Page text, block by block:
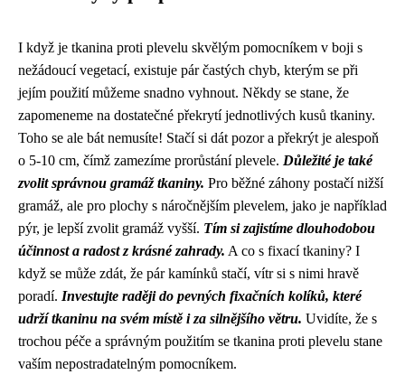
I když je tkanina proti plevelu skvělým pomocníkem v boji s
nežádoucí vegetací, existuje pár častých chyb, kterým se při
jejím použití můžeme snadno vyhnout. Někdy se stane, že
zapomeneme na dostatečné překrytí jednotlivých kusů tkaniny.
Toho se ale bát nemusíte! Stačí si dát pozor a překrýt je alespoň
o 5-10 cm, čímž zamezíme prorůstání plevele. Důležité je také
zvolit správnou gramáž tkaniny. Pro běžné záhony postačí nižší
gramáž, ale pro plochy s náročnějším plevelem, jako je například
pýr, je lepší zvolit gramáž vyšší. Tím si zajistíme dlouhodobou
účinnost a radost z krásné zahrady. A co s fixací tkaniny? I
když se může zdát, že pár kamínků stačí, vítr si s nimi hravě
poradí. Investujte raději do pevných fixačních kolíků, které
udrží tkaninu na svém místě i za silnějšího větru. Uvidíte, že s
trochou péče a správným použitím se tkanina proti plevelu stane
vaším nepostradatelným pomocníkem.